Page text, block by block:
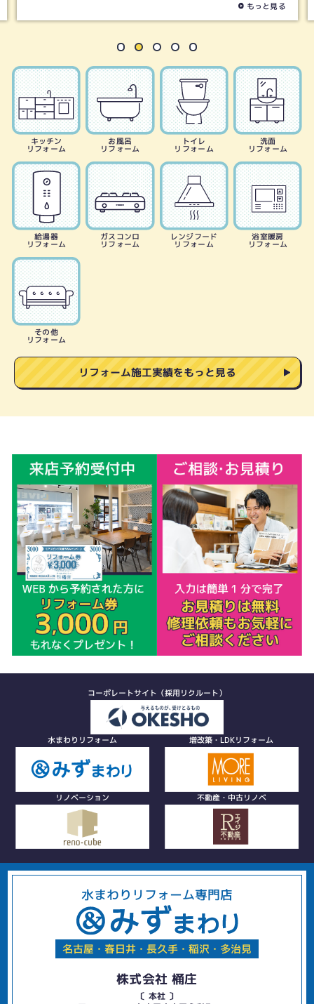
キッチン
リフォーム
お風呂
リフォーム
トイレ
リフォーム
洗面
リフォーム
給湯器
リフォーム
ガスコンロ
リフォーム
レンジフード
リフォーム
浴室暖房
リフォーム
その他
リフォーム
リフォーム施工実績をもっと見る
コーポレートサイト（採用リクルート）
水まわりリフォーム 増改築・LDKリフォーム
リノベーション 不動産・中古リノベ
水まわりリフォーム専門店
名古屋・春日井・長久手・稲沢・多治見
株式会社 桶庄
〔 本社 〕